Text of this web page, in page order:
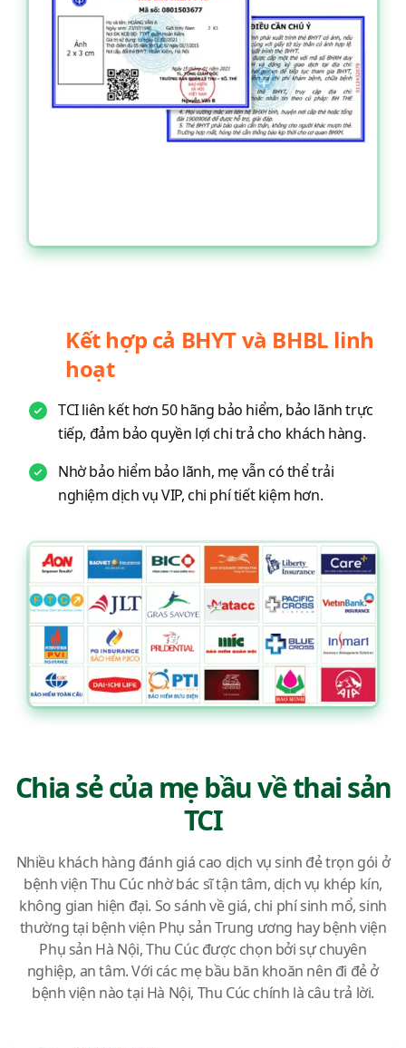
Kết hợp cả BHYT và BHBL linh
hoạt
TCI liên kết hơn 50 hãng bảo hiểm, bảo lãnh trực
tiếp, đảm bảo quyền lợi chi trả cho khách hàng.
Nhờ bảo hiểm bảo lãnh, mẹ vẫn có thể trải
nghiệm dịch vụ VIP, chi phí tiết kiệm hơn.
Chia sẻ của mẹ bầu về thai sản
TCI
Nhiều khách hàng đánh giá cao dịch vụ sinh đẻ trọn gói ở
bệnh viện Thu Cúc nhờ bác sĩ tận tâm, dịch vụ khép kín,
không gian hiện đại. So sánh về giá, chi phí sinh mổ, sinh
thường tại bệnh viện Phụ sản Trung ương hay bệnh viện
Phụ sản Hà Nội, Thu Cúc được chọn bởi sự chuyên
nghiệp, an tâm. Với các mẹ bầu băn khoăn nên đi đẻ ở
bệnh viện nào tại Hà Nội, Thu Cúc chính là câu trả lời.